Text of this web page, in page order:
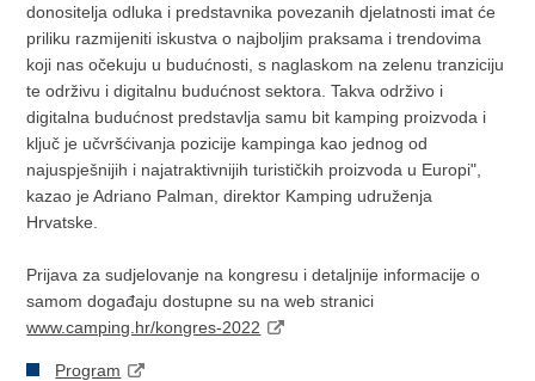
donositelja odluka i predstavnika povezanih djelatnosti imat će
priliku razmijeniti iskustva o najboljim praksama i trendovima
koji nas očekuju u budućnosti, s naglaskom na zelenu tranziciju
te održivu i digitalnu budućnost sektora. Takva održivo i
digitalna budućnost predstavlja samu bit kamping proizvoda i
ključ je učvršćivanja pozicije kampinga kao jednog od
najuspješnijih i najatraktivnijih turističkih proizvoda u Europi",
kazao je Adriano Palman, direktor Kamping udruženja
Hrvatske.
Prijava za sudjelovanje na kongresu i detaljnije informacije o
samom događaju dostupne su na web stranici
www.camping.hr/kongres-2022
Program